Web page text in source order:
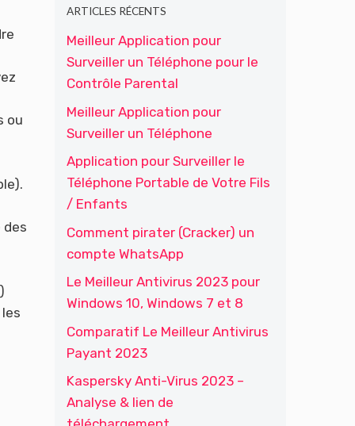
ou
des
ARTICLES RÉCENTS
Meilleur Application pour
Surveiller un Téléphone pour le
Contrôle Parental
Meilleur Application pour
Surveiller un Téléphone
Application pour Surveiller le
Téléphone Portable de Votre Fils
/ Enfants
Comment pirater (Cracker) un
compte WhatsApp
Le Meilleur Antivirus 2023 pour
Windows 10, Windows 7 et 8
Comparatif Le Meilleur Antivirus
Payant 2023
Kaspersky Anti-Virus 2023 –
Analyse & lien de